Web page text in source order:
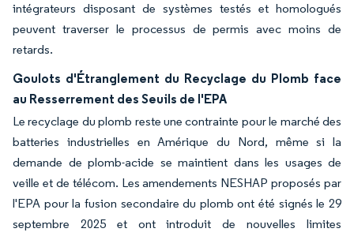
intégrateurs disposant de systèmes testés et homologués
peuvent traverser le processus de permis avec moins de
retards.
Goulots d'Étranglement du Recyclage du Plomb face
au Resserrement des Seuils de l'EPA
Le recyclage du plomb reste une contrainte pour le marché des
batteries industrielles en Amérique du Nord, même si la
demande de plomb-acide se maintient dans les usages de
veille et de télécom. Les amendements NESHAP proposés par
l'EPA pour la fusion secondaire du plomb ont été signés le 29
septembre 2025 et ont introduit de nouvelles limites